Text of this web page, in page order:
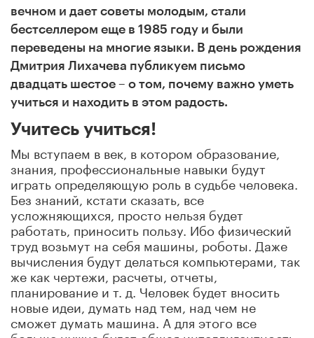
вечном и дает советы молодым, стали
бестселлером еще в 1985 году и были
переведены на многие языки. В день рождения
Дмитрия Лихачева публикуем письмо
двадцать шестое – о том, почему важно уметь
учиться и находить в этом радость.
Учитесь учиться!
Мы вступаем в век, в котором образование,
знания, профессиональные навыки будут
играть определяющую роль в судьбе человека.
Без знаний, кстати сказать, все
усложняющихся, просто нельзя будет
работать, приносить пользу. Ибо физический
труд возьмут на себя машины, роботы. Даже
вычисления будут делаться компьютерами, так
же как чертежи, расчеты, отчеты,
планирование и т. д. Человек будет вносить
новые идеи, думать над тем, над чем не
сможет думать машина. А для этого все